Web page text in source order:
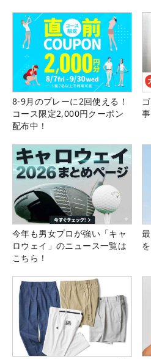
8-9月のプレーに2回使える！
コース限定2,000円クーポン
配布中！
今年も男女プロが強い「キャ
ロウェイ」のニュース一覧は
こちら！